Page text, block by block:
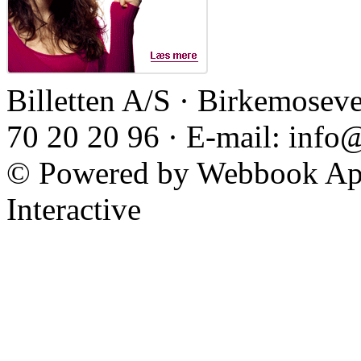
Billetten A/S ·
70 20 20 96 · E-mail:
© Powered by Webbook
Interactive